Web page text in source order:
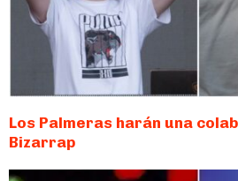
Los Palmeras harán una
Bizarrap